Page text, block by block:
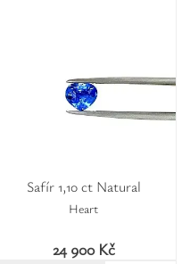
Safír 1,10 ct Natural
Heart
24 900 Kč